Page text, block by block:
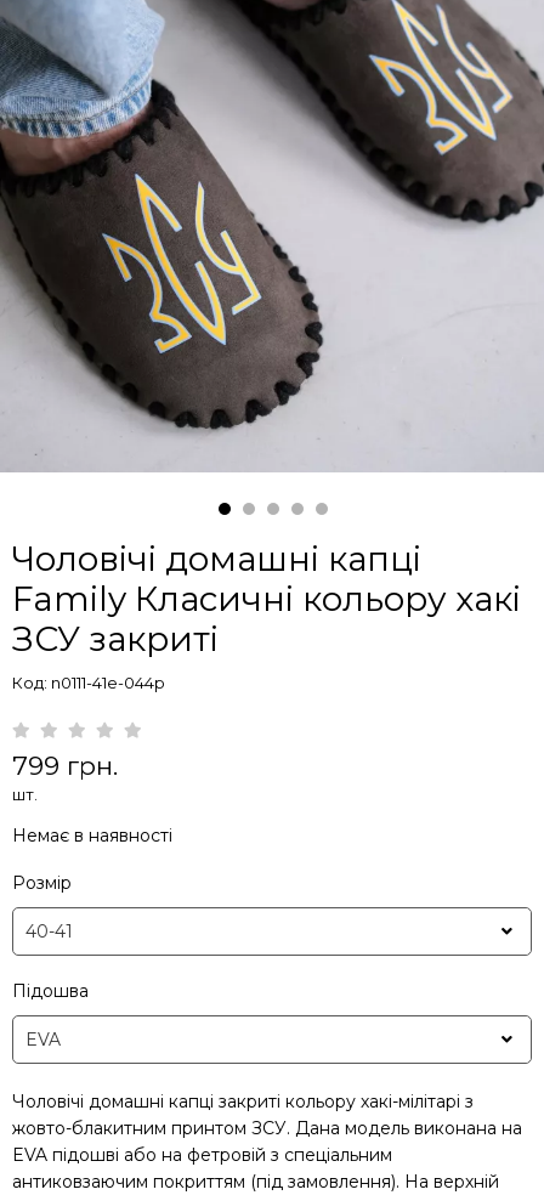
Чоловічі домашні капці
Family Класичні кольору хакі
ЗСУ закриті
Код: n0111-41e-044p
799 грн.
шт.
Немає в наявності
Розмір
Підошва
Чоловічі домашні капці закриті кольору хакі-мілітарі з
жовто-блакитним принтом ЗСУ. Дана модель виконана на
EVA підошві або на фетровій з спеціальним
антиковзаючим покриттям (під замовлення). На верхній